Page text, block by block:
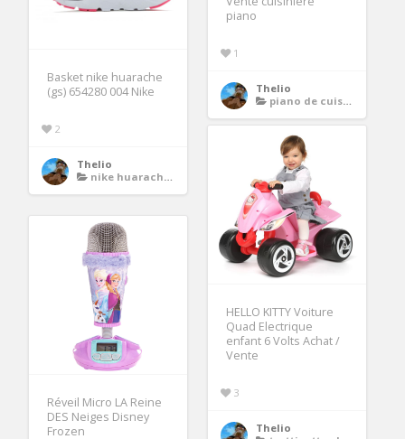
piano
1
Thelio
piano de cuisson leisure
Basket nike huarache
(gs) 654280 004 Nike
2
Thelio
nike huarache homme
HELLO KITTY Voiture
Quad Electrique
enfant 6 Volts Achat /
Vente
3
Thelio
Réveil Micro LA Reine
DES Neiges Disney
Frozen